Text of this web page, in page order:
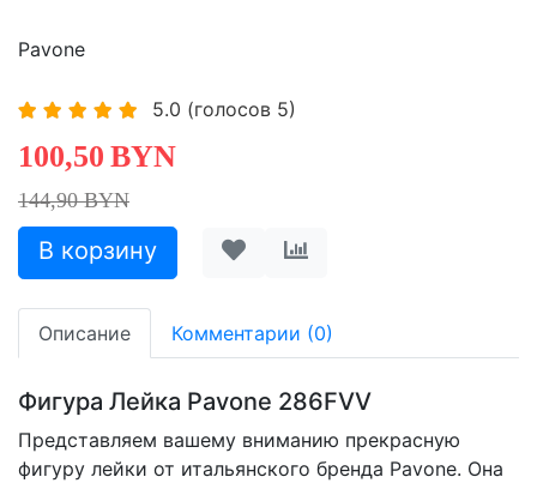
Pavone
5.0 (голосов 5)
100,50 BYN
144,90 BYN
Описание Комментарии (0)
Фигура Лейка Pavone 286FVV
Представляем вашему вниманию прекрасную
фигуру лейки от итальянского бренда Pavone. Она